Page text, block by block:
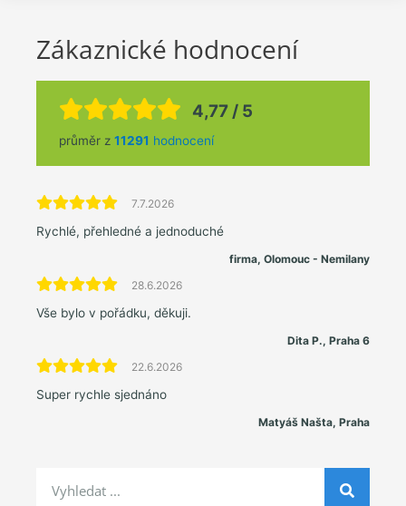
Zákaznické hodnocení
4,77 / 5
průměr z 11291 hodnocení
7.7.2026
Rychlé, přehledné a jednoduché
firma, Olomouc - Nemilany
28.6.2026
Vše bylo v pořádku, děkuji.
Dita P., Praha 6
22.6.2026
Super rychle sjednáno
Matyáš Našta, Praha